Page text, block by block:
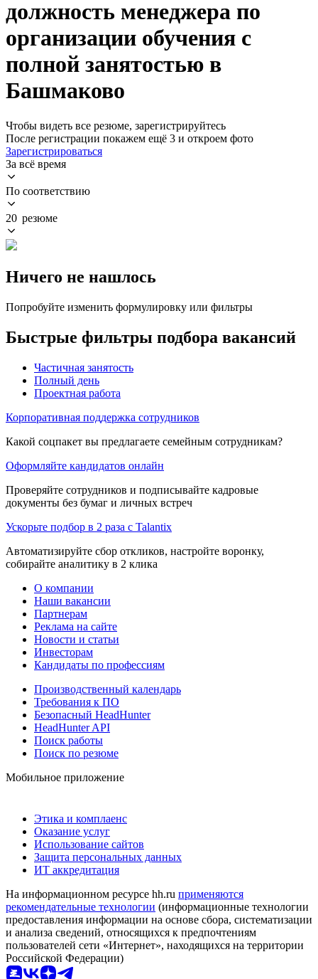
должность менеджера по
организации обучения с
полной занятостью в
Башмаково
Чтобы видеть все резюме, зарегистрируйтесь
После регистрации покажем ещё 3 и откроем фото
Зарегистрироваться
За всё время
По соответствию
20 резюме
Ничего не нашлось
Попробуйте изменить формулировку или фильтры
Быстрые фильтры подбора вакансий
Частичная занятость
Полный день
Проектная работа
Корпоративная поддержка сотрудников
Какой соцпакет вы предлагаете семейным сотрудникам?
Оформляйте кандидатов онлайн
Проверяйте сотрудников и подписывайте кадровые
документы без бумаг и личных встреч
Ускорьте подбор в 2 раза с Talantix
Автоматизируйте сбор откликов, настройте воронку,
собирайте аналитику в 2 клика
О компании
Наши вакансии
Партнерам
Реклама на сайте
Новости и статьи
Инвесторам
Кандидаты по профессиям
Производственный календарь
Требования к ПО
Безопасный HeadHunter
HeadHunter API
Поиск работы
Поиск по резюме
Мобильное приложение
Этика и комплаенс
Оказание услуг
Использование сайтов
Защита персональных данных
ИТ аккредитация
На информационном ресурсе hh.ru применяются
рекомендательные технологии (информационные технологии
предоставления информации на основе сбора, систематизации
и анализа сведений, относящихся к предпочтениям
пользователей сети «Интернет», находящихся на территории
Российской Федерации)